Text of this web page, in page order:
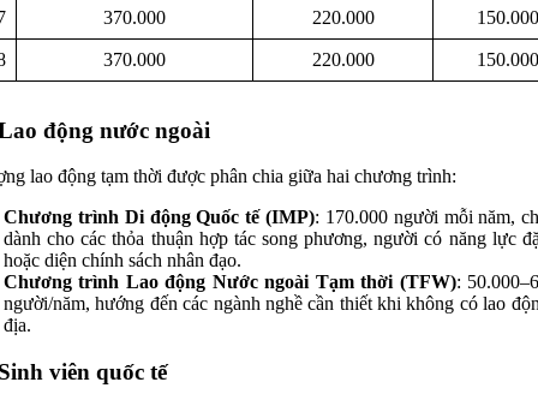
370.000 220.000 150.000
370.000 220.000 150.000
động nước ngoài
lao động tạm thời được phân chia giữa hai chương trình:
Chương trình Di động Quốc tế (IMP): 170.000 người mỗi năm,
dành cho các thỏa thuận hợp tác song phương, người có năng lực
hoặc diện chính sách nhân đạo.
Chương trình Lao động Nước ngoài Tạm thời (TFW):
người/năm, hướng đến các ngành nghề cần thiết khi không có lao
địa.
viên quốc tế